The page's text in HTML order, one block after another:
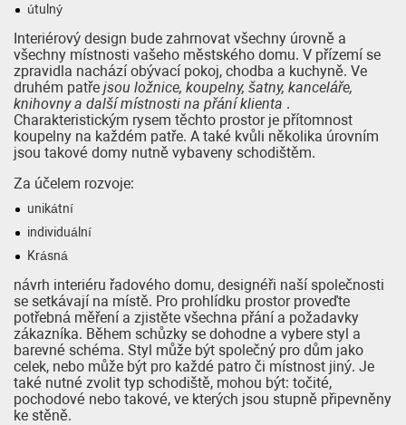
útulný
Interiérový design bude zahrnovat všechny úrovně a
všechny místnosti vašeho městského domu. V přízemí se
zpravidla nachází obývací pokoj, chodba a kuchyně. Ve
druhém patře jsou ložnice, koupelny, šatny, kanceláře,
knihovny a další místnosti na přání klienta .
Charakteristickým rysem těchto prostor je přítomnost
koupelny na každém patře. A také kvůli několika úrovním
jsou takové domy nutně vybaveny schodištěm.
Za účelem rozvoje:
unikátní
individuální
Krásná
návrh interiéru řadového domu, designéři naší společnosti
se setkávají na místě. Pro prohlídku prostor proveďte
potřebná měření a zjistěte všechna přání a požadavky
zákazníka. Během schůzky se dohodne a vybere styl a
barevné schéma. Styl může být společný pro dům jako
celek, nebo může být pro každé patro či místnost jiný. Je
také nutné zvolit typ schodiště, mohou být: točité,
pochodové nebo takové, ve kterých jsou stupně připevněny
ke stěně.